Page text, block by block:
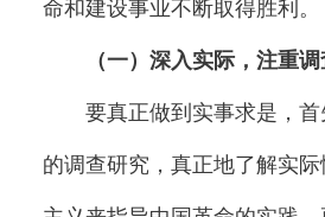
命和建设事业不断取得胜利。
（一）深入实际，注重
要真正做到实事求是，首
的调查研究，真正地了解实